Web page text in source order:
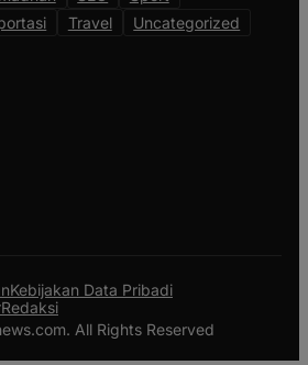
Travel Uncategorized
Kebijakan Data Pribadi
Redaksi
All Rights Reserved